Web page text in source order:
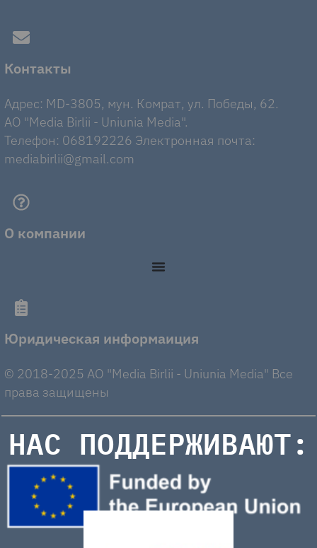
Контакты
Адрес: MD-3805, мун. Комрат, ул. Победы, 62.
AO "Media Birlii - Uniunia Media".
Телефон: 068192226 Электронная почта:
mediabirlii@gmail.com
О компании
Юридическая информаиция
© 2018-2025 AO "Media Birlii - Uniunia Media" Все
права защищены
НАС ПОДДЕРЖИВАЮТ: